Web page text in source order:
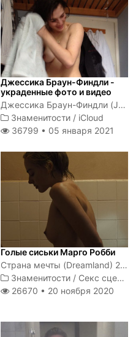
Джессика Браун-Финдли -
украденные фото и видео
Джессика Браун-Финдли (Jessica Brown-Findlay) - британская актриса, получившая известность после исполнения роли леди Сибил...
Знаменитости / iCloud
36799 • 05 января 2021
Голые сиськи Марго Робби
Страна мечты (Dreamland) 2020
Знаменитости / Секс сцены
26670 • 20 ноября 2020